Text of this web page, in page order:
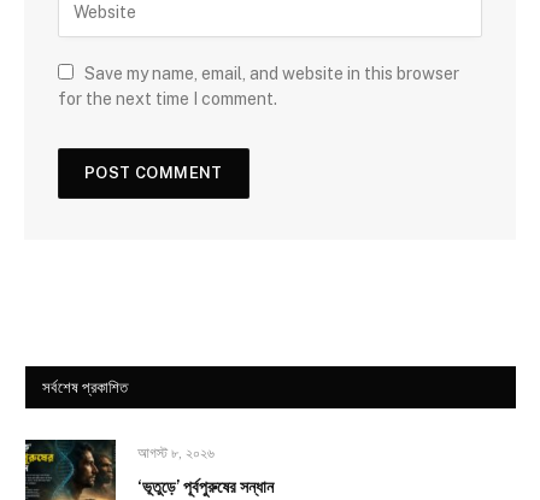
Save my name, email, and website in this browser
for the next time I comment.
সর্বশেষ প্রকাশিত
আগস্ট ৮, ২০২৬
‘ভূতুড়ে’ পূর্বপুরুষের সন্ধান